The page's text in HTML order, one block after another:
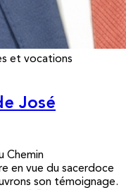
et vocations
José
Chemin
en vue du sacerdoce
son témoignage.